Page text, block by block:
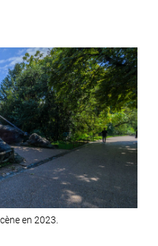
en 2023.